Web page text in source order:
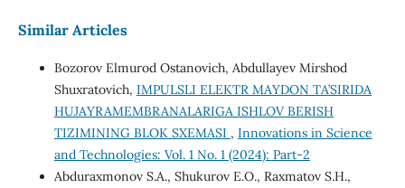
Similar Articles
Bozorov Elmurod Ostanovich, Аbdullayev Mirshod
Shuxratovich, IMPULSLI ELEKTR MAYDON TA’SIRIDA
HUJAYRAMEMBRANALARIGA ISHLOV BERISH
TIZIMINING BLOK SXEMASI , Innovations in Science
and Technologies: Vol. 1 No. 1 (2024): Part-2
Abduraxmonov S.A., Shukurov E.O., Raxmatov S.H.,